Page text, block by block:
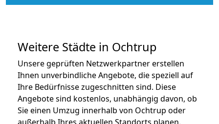
Weitere Städte in Ochtrup
Unsere geprüften Netzwerkpartner erstellen
Ihnen unverbindliche Angebote, die speziell auf
Ihre Bedürfnisse zugeschnitten sind. Diese
Angebote sind kostenlos, unabhängig davon, ob
Sie einen Umzug innerhalb von Ochtrup oder
außerhalb Ihres aktuellen Standorts planen.